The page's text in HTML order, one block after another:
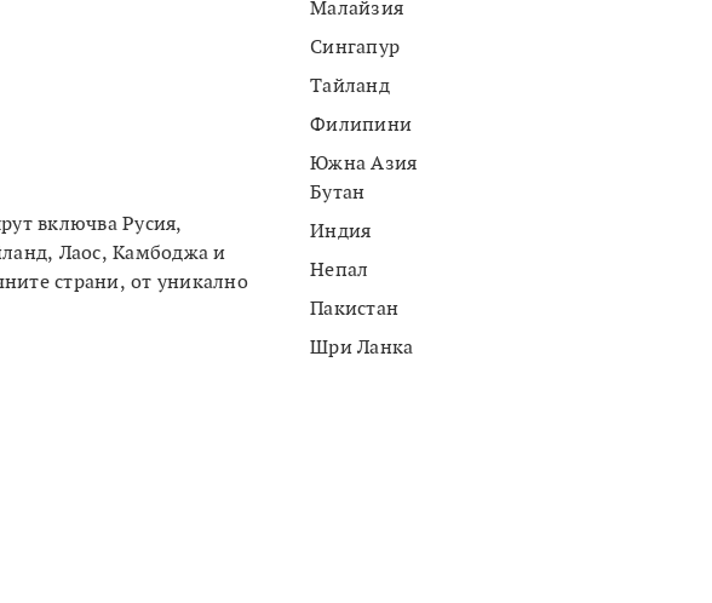
включва Русия,
Лаос, Камбоджа и
страни, от уникално
Малайзия
Сингапур
Тайланд
Филипини
Южна Азия
Бутан
Индия
Непал
Пакистан
Шри Ланка